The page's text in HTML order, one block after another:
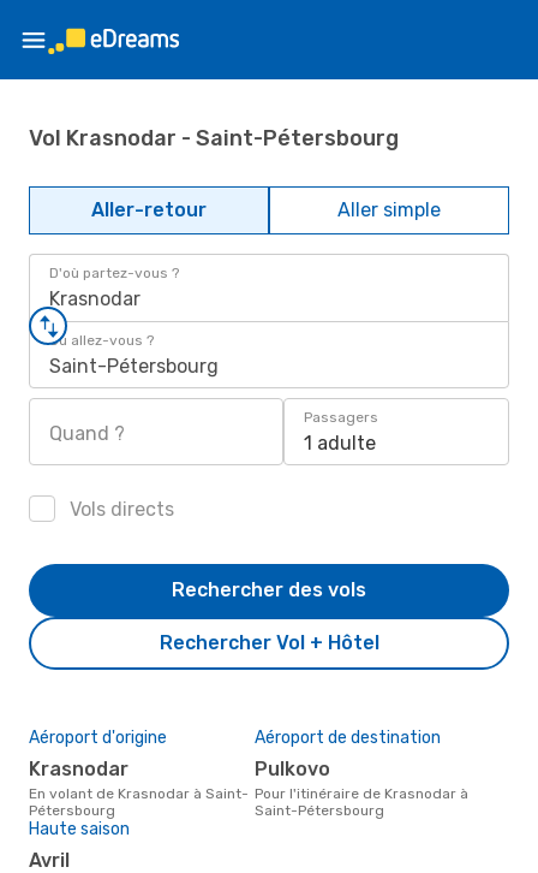
Vol Krasnodar - Saint-Pétersbourg
Aller-retour Aller simple
D'où partez-vous ?
Krasnodar
Où allez-vous ?
Saint-Pétersbourg
Quand ?
Passagers
1 adulte
Vols directs
Rechercher Vol + Hôtel
Rechercher des vols
Aéroport d'origine
Krasnodar
En volant de Krasnodar à Saint-
Pétersbourg
Aéroport de destination
Pulkovo
Pour l'itinéraire de Krasnodar à
Saint-Pétersbourg
Haute saison
avril